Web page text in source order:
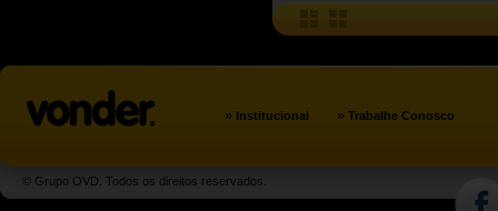
» Institucional » Trabalhe Conosco
© Grupo OVD. Todos os direitos reservados.